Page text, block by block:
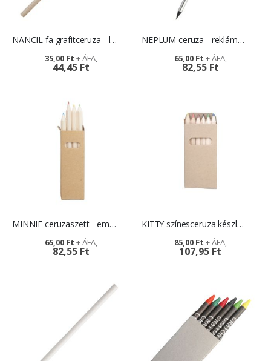
NANCIL fa grafitceruza - logózható reklámajándék
44,45 Ft
35,00 Ft
NEPLUM ceruza - reklámajándék logózással
82,55 Ft
65,00 Ft
MINNIE ceruzaszett - emblémázható papírdobozban
82,55 Ft
65,00 Ft
KITTY színesceruza készlet - logózható környezetbarát dobozban
107,95 Ft
85,00 Ft